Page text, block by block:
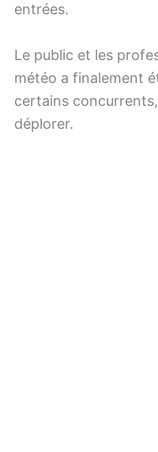
entrées.
Le public et les
météo a finalement
certains concurrents,
déplorer.